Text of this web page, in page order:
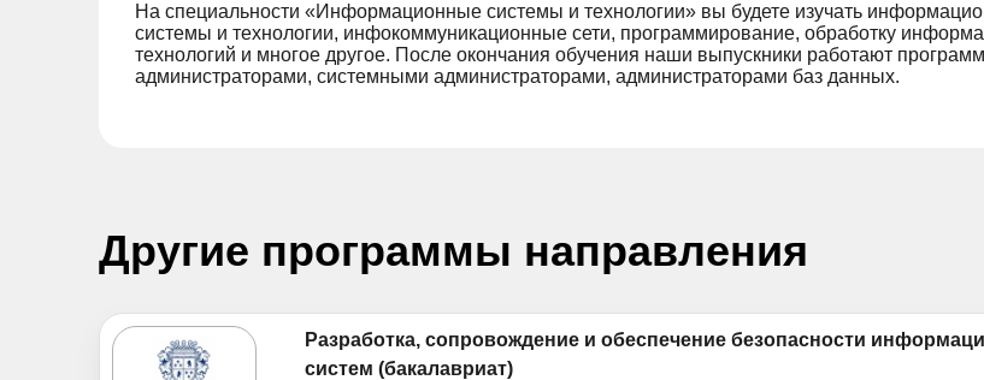
На специальности «Информационные системы и технологии» вы будете изучать
системы и технологии, инфокоммуникационные сети, программирование, обработку
технологий и многое другое. После окончания обучения наши выпускники работают
администраторами, системными администраторами, администраторами баз данных.
Другие программы направления
Разработка, сопровождение и обеспечение безопасности
систем (бакалавриат)